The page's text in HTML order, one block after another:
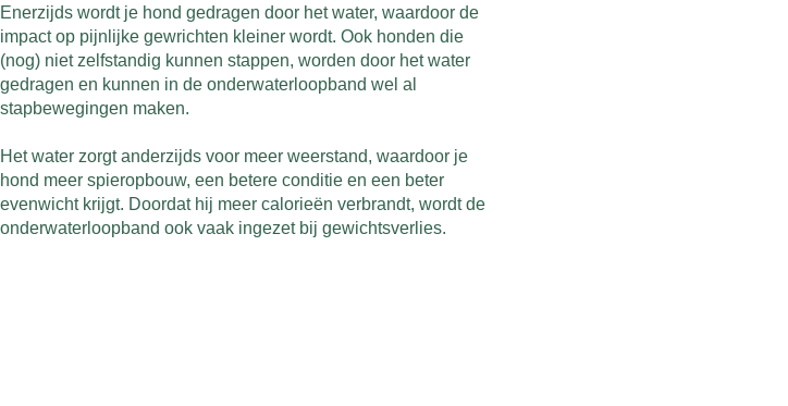
Enerzijds wordt je hond gedragen door het water, waardoor de
impact op pijnlijke gewrichten kleiner wordt. Ook honden die
(nog) niet zelfstandig kunnen stappen, worden door het water
gedragen en kunnen in de onderwaterloopband wel al
stapbewegingen maken.
Het water zorgt anderzijds voor meer weerstand, waardoor je
hond meer spieropbouw, een betere conditie en een beter
evenwicht krijgt. Doordat hij meer calorieën verbrandt, wordt de
onderwaterloopband ook vaak ingezet bij gewichtsverlies.